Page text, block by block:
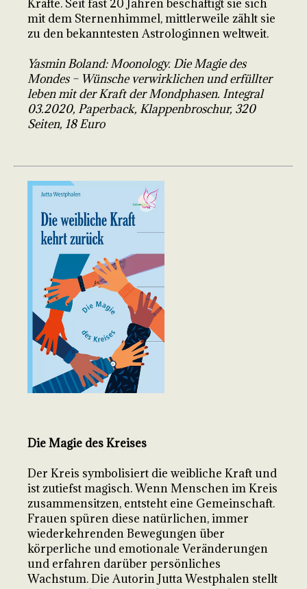
Kräfte. Seit fast 20 Jahren beschäftigt sie sich
mit dem Sternenhimmel, mittlerweile zählt sie
zu den bekanntesten Astrologinnen weltweit.
Yasmin Boland: Moonology. Die Magie des
Mondes – Wünsche verwirklichen und erfüllter
leben mit der Kraft der Mondphasen. Integral
03.2020, Paperback, Klappenbroschur, 320
Seiten, 18 Euro
Die Magie des Kreises
Der Kreis symbolisiert die weibliche Kraft und
ist zutiefst magisch. Wenn Menschen im Kreis
zusammensitzen, entsteht eine Gemeinschaft.
Frauen spüren diese natürlichen, immer
wiederkehrenden Bewegungen über
körperliche und emotionale Veränderungen
und erfahren darüber persönliches
Wachstum. Die Autorin Jutta Westphalen stellt